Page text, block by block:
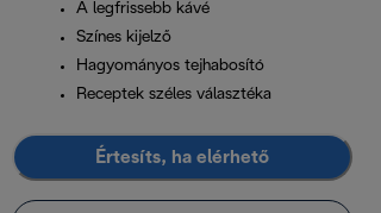
A legfrissebb kávé
Színes kijelző
Hagyományos tejhabosító
Receptek széles választéka
Értesíts, ha elérhető